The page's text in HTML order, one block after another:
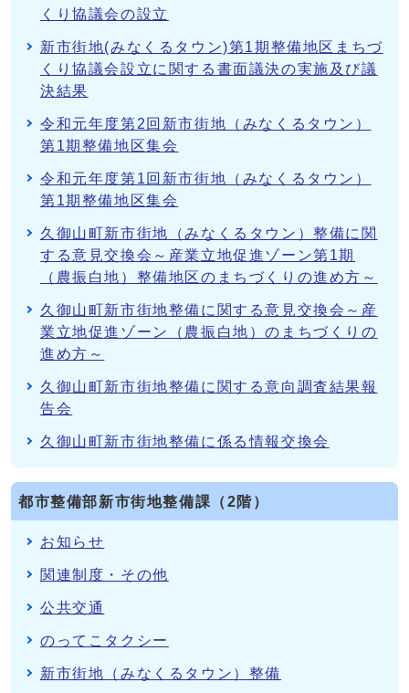
くり協議会の設立
新市街地(みなくるタウン)第1期整備地区まちづ
くり協議会設立に関する書面議決の実施及び議
決結果
令和元年度第2回新市街地（みなくるタウン）
第1期整備地区集会
令和元年度第1回新市街地（みなくるタウン）
第1期整備地区集会
久御山町新市街地（みなくるタウン）整備に関
する意見交換会～産業立地促進ゾーン第1期
（農振白地）整備地区のまちづくりの進め方～
久御山町新市街地整備に関する意見交換会～産
業立地促進ゾーン（農振白地）のまちづくりの
進め方～
久御山町新市街地整備に関する意向調査結果報
告会
久御山町新市街地整備に係る情報交換会
都市整備部新市街地整備課（2階）
お知らせ
関連制度・その他
公共交通
のってこタクシー
新市街地（みなくるタウン）整備